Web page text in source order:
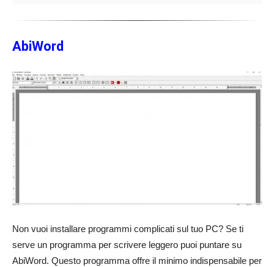
AbiWord
Non vuoi installare programmi complicati sul tuo PC? Se ti
serve un programma per scrivere leggero puoi puntare su
AbiWord. Questo programma offre il minimo indispensabile per